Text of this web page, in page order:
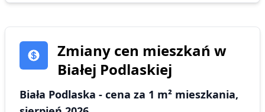
Zmiany cen mieszkań w
Białej Podlaskiej
Biała Podlaska - cena za 1 m² mieszkania,